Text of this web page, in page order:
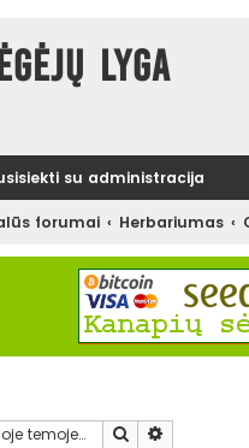
lyga
su administracija
forumai Herbariumas
Ieškoti